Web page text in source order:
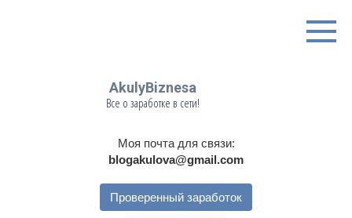
AkulyBiznesa
Все о заработке в сети!
Моя почта для связи:
blogakulova@gmail.com
Проверенный заработок